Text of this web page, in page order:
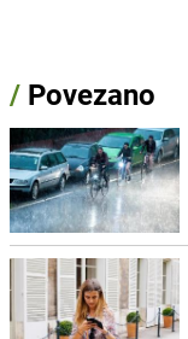
/ Povezano